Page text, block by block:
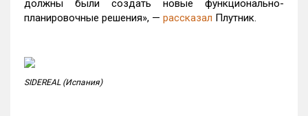
должны были создать новые функционально-
планировочные решения», — рассказал Плутник.
SIDEREAL (Испания)